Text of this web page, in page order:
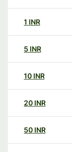
1 INR
5 INR
10 INR
20 INR
50 INR